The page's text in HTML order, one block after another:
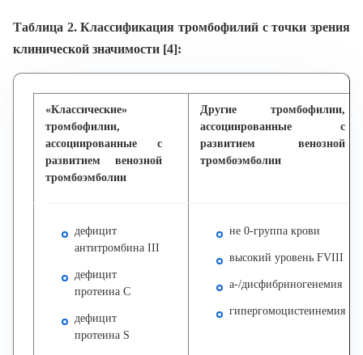
Таблица 2. Классификация тромбофилий с точки зрения
клинической значимости [4]:
«Классические»
тромбофилии,
ассоциированные с
развитием венозной
тромбоэмболии
Другие тромбофилии,
ассоциированные с
развитием венозной
тромбоэмболии
дефицит
антитромбина III
дефицит
протеина C
дефицит
протеина S
не 0-группа крови
высокий уровень FVIII
а-/дисфибриногенемия
гипергомоцистеинемия